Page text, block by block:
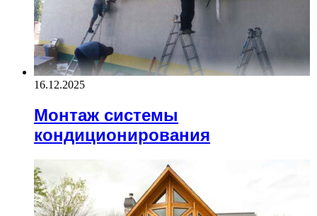
16.12.2025
Монтаж системы
кондиционирования